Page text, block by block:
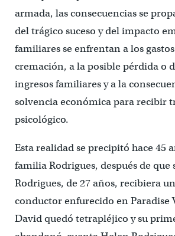
armada, las consecuencias se
del trágico suceso y del impacto
familiares se enfrentan a los
cremación, a la posible pérdida o
ingresos familiares y a la
solvencia económica para recibir
psicológico.
Esta realidad se precipitó hace 45
familia Rodrigues, después de que
Rodrigues, de 27 años, recibiera
conductor enfurecido en Paradise
David quedó tetrapléjico y su